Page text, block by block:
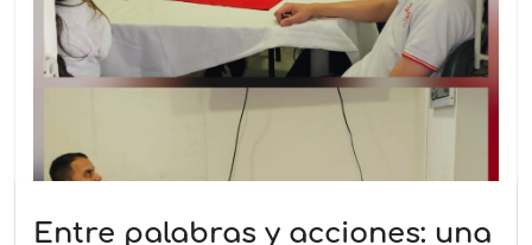
Entre palabras y acciones: una